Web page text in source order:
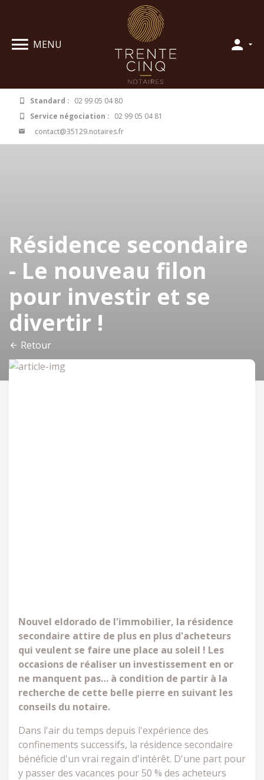
MENU
Standard : 02 99 05 04 80
Service négociation : 02 99 05 04 81
contact@35129.notaires.fr
Résidence secondaire
- Le nouveau filon
pour investir et se
divertir !
Retour
Nouvel eldorado de l'immobilier, la résidence
secondaire attire de plus en plus d'acheteurs
qui veulent se faire une place au soleil ! Les
occasions de réaliser un investissement en or
ne manquent pas… à condition de partir à la
recherche de cette belle pierre en suivant les
conseils du notaire.
Dans l'air du temps depuis l'expérience des
confinements successifs, la résidence secondaire
bénéficie d'un vrai regain d'intérêt. D'une part pour
y passer des vacances pour 50 % des acheteurs
Panneau de gestion des cookies